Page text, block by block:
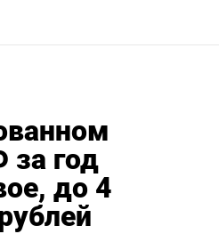
год
до 4